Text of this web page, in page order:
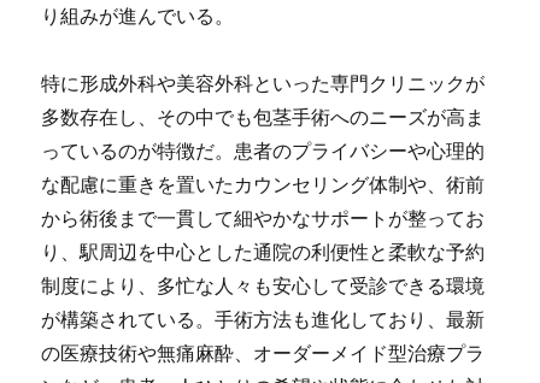
り組みが進んでいる。
特に形成外科や美容外科といった専門クリニックが
多数存在し、その中でも包茎手術へのニーズが高ま
っているのが特徴だ。患者のプライバシーや心理的
な配慮に重きを置いたカウンセリング体制や、術前
から術後まで一貫して細やかなサポートが整ってお
り、駅周辺を中心とした通院の利便性と柔軟な予約
制度により、多忙な人々も安心して受診できる環境
が構築されている。手術方法も進化しており、最新
の医療技術や無痛麻酔、オーダーメイド型治療プラ